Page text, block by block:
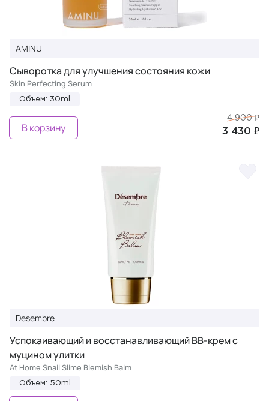
AMINU
Сыворотка для улучшения состояния кожи
Skin Perfecting Serum
Объем: 30ml
4 900 ₽
3 430 ₽
В корзину
Desembre
Успокаивающий и восстанавливающий ВВ-крем с
муцином улитки
At Home Snail Slime Blemish Balm
Объем: 50ml